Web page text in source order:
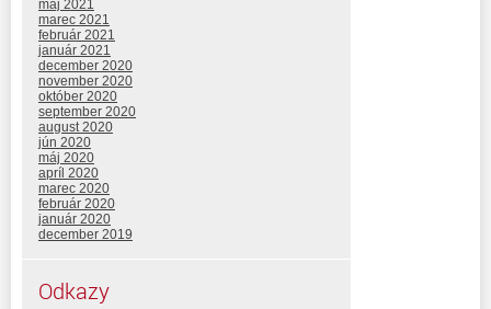
máj 2021
marec 2021
február 2021
január 2021
december 2020
november 2020
október 2020
september 2020
august 2020
jún 2020
máj 2020
apríl 2020
marec 2020
február 2020
január 2020
december 2019
Odkazy